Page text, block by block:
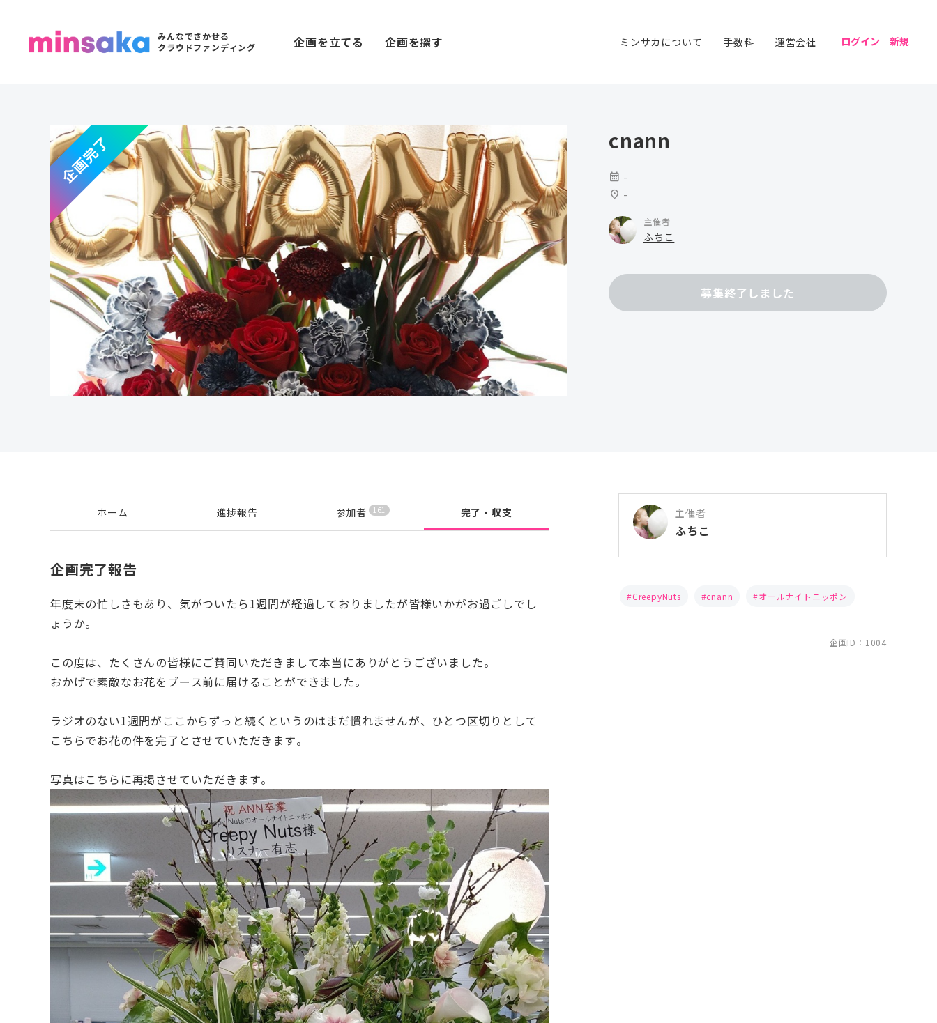
みんなでさかせる
クラウドファンディング
企画を立てる 企画を探す ミンサカについて 手数料 運営会社 ログイン｜新規
企画完了 cnann
calendar_month -
location_on -
主催者
ふちこ
募集終了しました
ホーム 進捗報告 参加者 161 完了・収支
企画完了報告
年度末の忙しさもあり、気がついたら1週間が経過しておりましたが皆様いかがお過ごしでし
ょうか。
この度は、たくさんの皆様にご賛同いただきまして本当にありがとうございました。
おかげで素敵なお花をブース前に届けることができました。
ラジオのない1週間がここからずっと続くというのはまだ慣れませんが、ひとつ区切りとして
こちらでお花の件を完了とさせていただきます。
写真はこちらに再掲させていただきます。
主催者
ふちこ
CreepyNuts cnann オールナイトニッポン
企画ID：1004